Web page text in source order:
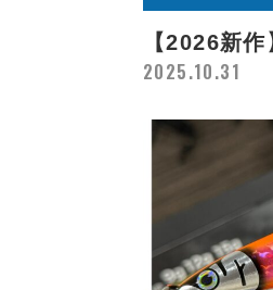
【2026新
2025.10.31